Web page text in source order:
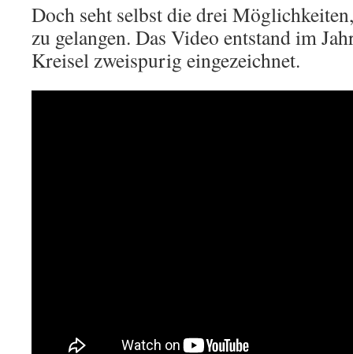
Doch seht selbst die drei
zu gelangen. Das Video entstand im
Kreisel zweispurig eingezeichnet.